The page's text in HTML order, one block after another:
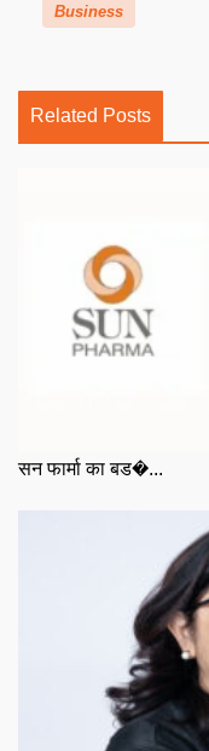
Business
Related Posts
सन फार्मा का बड�...